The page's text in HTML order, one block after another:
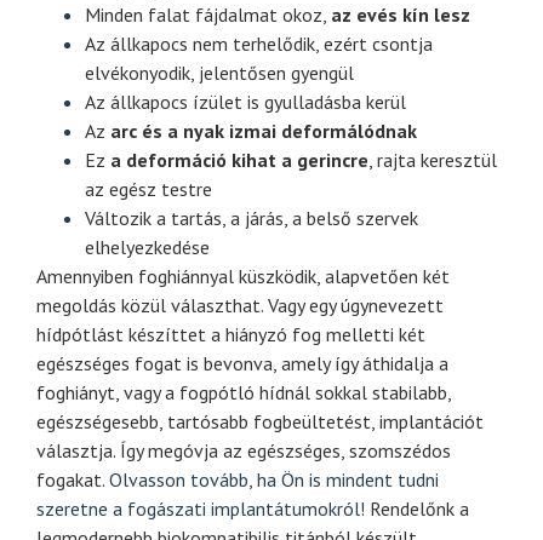
Minden falat fájdalmat okoz, az evés kín lesz
Az állkapocs nem terhelődik, ezért csontja
elvékonyodik, jelentősen gyengül
Az állkapocs ízület is gyulladásba kerül
Az arc és a nyak izmai deformálódnak
Ez a deformáció kihat a gerincre , rajta keresztül
az egész testre
Változik a tartás, a járás, a belső szervek
elhelyezkedése
Amennyiben foghiánnyal küszködik, alapvetően két
megoldás közül választhat. Vagy egy úgynevezett
hídpótlást készíttet a hiányzó fog melletti két
egészséges fogat is bevonva, amely így áthidalja a
foghiányt, vagy a fogpótló hídnál sokkal stabilabb,
egészségesebb, tartósabb fogbeültetést, implantációt
választja. Így megóvja az egészséges, szomszédos
fogakat. Olvasson tovább, ha Ön is mindent tudni
szeretne a fogászati implantátumokról! Rendelőnk a